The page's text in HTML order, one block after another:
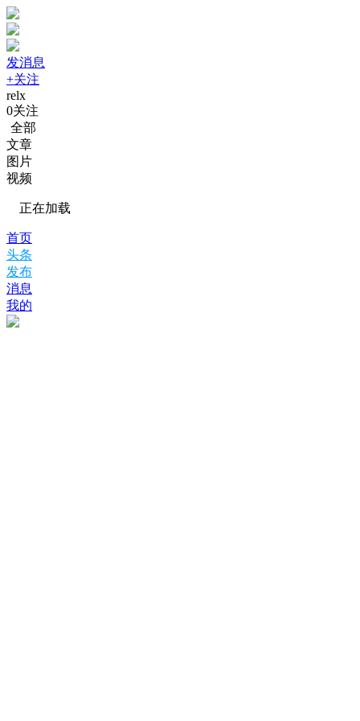
发消息
+关注
relx
0关注
全部
文章
图片
视频
正在加载
首页
头条
发布
消息
我的